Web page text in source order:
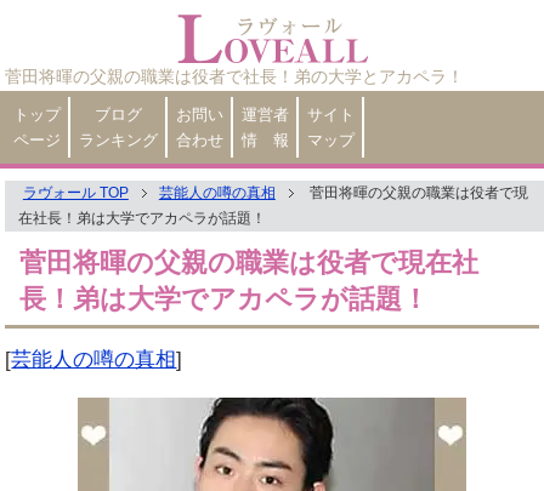
菅田将暉の父親の職業は役者で社長！弟の大学とアカペラ！
トップ
ページ
ブログ
ランキング
お問い
合わせ
運営者
情 報
サイト
マップ
ラヴォール TOP 芸能人の噂の真相
菅田将暉の父親の職業は役者で現
在社長！弟は大学でアカペラが話題！
菅田将暉の父親の職業は役者で現在社
長！弟は大学でアカペラが話題！
[芸能人の噂の真相]